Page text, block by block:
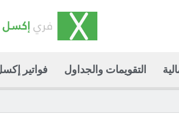
التقويمات والجداول فواتير